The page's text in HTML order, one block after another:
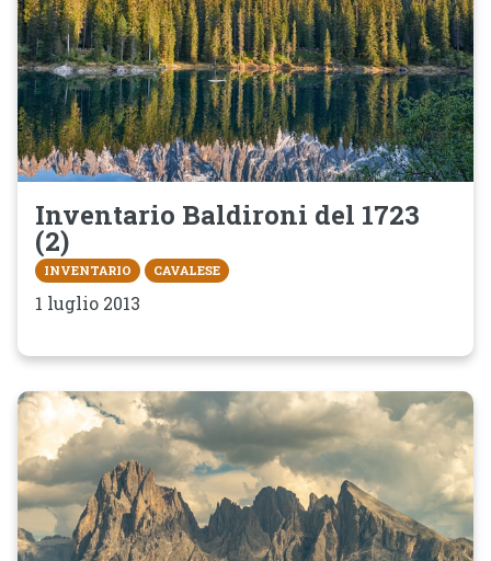
Inventario Baldironi del 1723
(2)
INVENTARIO CAVALESE
1 luglio 2013